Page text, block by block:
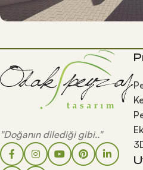
"Doğanın dilediği gibi.."